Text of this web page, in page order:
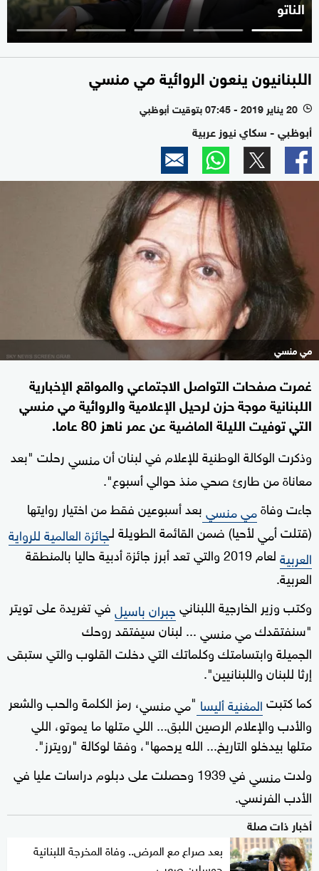
الناتو
اللبنانيون ينعون الروائية مي منسي
l 20 يناير 2019 - 07:45 بتوقيت أبوظبي
أبوظبي - سكاي نيوز عربية
مي منسي
غمرت صفحات التواصل الاجتماعي والمواقع الإخبارية
اللبنانية موجة حزن لرحيل الإعلامية والروائية مي منسي
التي توفيت الليلة الماضية عن عمر ناهز 80 عاما.
وذكرت الوكالة الوطنية للإعلام في لبنان أنمنسيرحلت "بعد
معاناة من طارئ صحي منذ حوالي أسبوع".
جاءت وفاةمي منسيبعد أسبوعين فقط من اختيار روايتها
(قتلت أميلأحيا) ضمن القائمة الطويلة لـجائزة العالمية للرواية
العربية
لعام 2019 والتي تعد أبرز جائزة أدبية حاليا بالمنطقة
العربية.
وكتب وزير الخارجية اللبنانيجبران باسيلفي تغريدة على تويتر
"سنفتقدكميمنسي... لبنان سيفتقد روحك
الجميلة وابتسامتك وكلماتك التي دخلت القلوب والتي ستبقى
إرثا للبنان واللبنانيين".
كما كتبتالمغنية أليسا "ميمنسي، رمز الكلمة والحب والشعر
والأدب والإعلام الرصين اللبق... اللي متلها ما يموتو، اللي
متلها بيدخلو التاريخ... الله يرحمها"، وفقا لوكالة "رويترز".
ولدتمنسي
في 1939 وحصلت على دبلوم دراسات عليا في
الأدب الفرنسي.
أخبار ذات صلة
بعد صراع مع المرض.. وفاة المخرجة اللبنانية